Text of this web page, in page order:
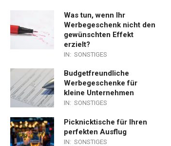
Was tun, wenn Ihr
Werbegeschenk nicht den
gewünschten Effekt
erzielt?
IN: SONSTIGES
Budgetfreundliche
Werbegeschenke für
kleine Unternehmen
IN: SONSTIGES
Picknicktische für Ihren
perfekten Ausflug
IN: SONSTIGES